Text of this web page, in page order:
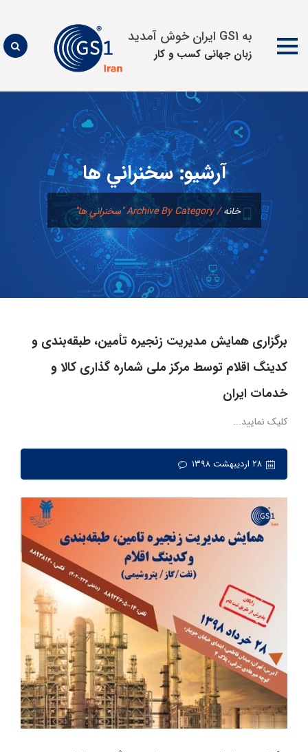
به GS1 ایران خوش آمدید
زبان جهانی كسب و كار
محتوا
آرشیو:سخنراني ها
خانه/Archive By Category "سخنراني ها"
برگزاری همایش مدیریت زنجیره تأمین، طبقه‌بندی و
کدینگ اقلام توسط مرکز ملی شماره گذاری کالا و
خدمات ایران
کلیک نمایید...
۲۸ اردیبهشت ۱۳۹۸